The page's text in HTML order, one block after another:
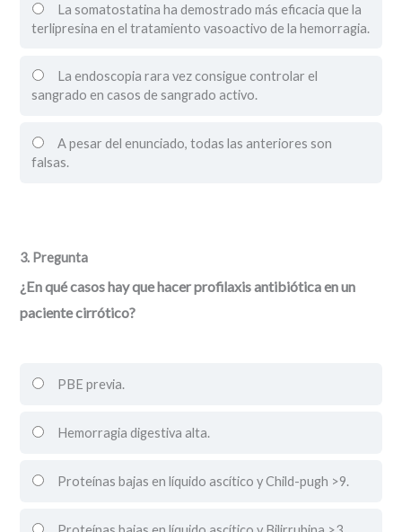
La somatostatina ha demostrado más eficacia que la
terlipresina en el tratamiento vasoactivo de la hemorragia.
La endoscopia rara vez consigue controlar el
sangrado en casos de sangrado activo.
A pesar del enunciado, todas las anteriores son
falsas.
3. Pregunta
¿En qué casos hay que hacer profilaxis antibiótica en un
paciente cirrótico?
PBE previa.
Hemorragia digestiva alta.
Proteínas bajas en líquido ascítico y Child-pugh >9.